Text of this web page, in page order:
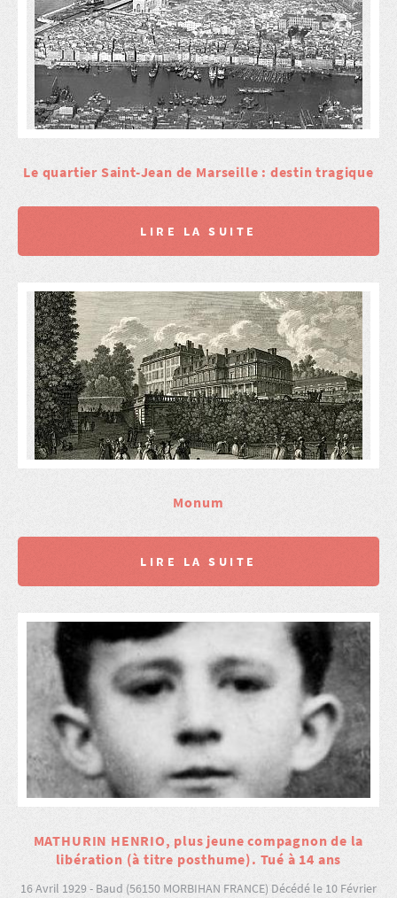
Le quartier Saint-Jean de Marseille : destin tragique
LIRE LA SUITE
Monum
LIRE LA SUITE
MATHURIN HENRIO, plus jeune compagnon de la
libération (à titre posthume). Tué à 14 ans
16 Avril 1929 - Baud (56150 MORBIHAN FRANCE) Décédé le 10 Février